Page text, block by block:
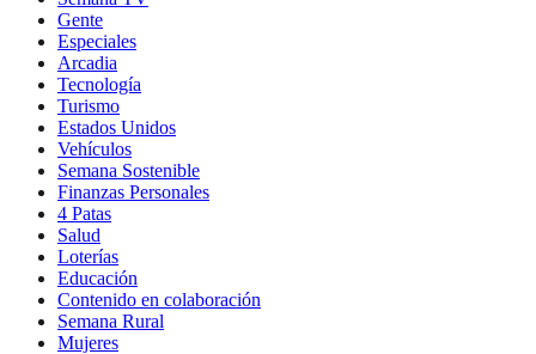
Gente
Especiales
Arcadia
Tecnología
Turismo
Estados Unidos
Vehículos
Semana Sostenible
Finanzas Personales
4 Patas
Salud
Loterías
Educación
Contenido en colaboración
Semana Rural
Mujeres